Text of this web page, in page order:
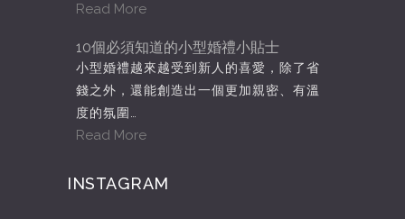
Read More
10個必須知道的小型婚禮小貼士
小型婚禮越來越受到新人的喜愛，除了省
錢之外，還能創造出一個更加親密、有溫
度的氛圍…
Read More
INSTAGRAM